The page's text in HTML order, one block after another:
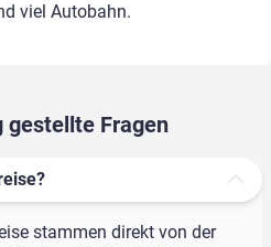
viel Autobahn.
gestellte Fragen
stammen direkt von der